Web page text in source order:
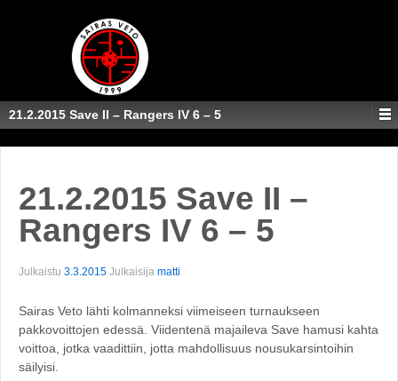
21.2.2015 Save II – Rangers IV 6 – 5
21.2.2015 Save II –
Rangers IV 6 – 5
Julkaistu 3.3.2015 Julkaisija matti
Sairas Veto lähti kolmanneksi viimeiseen turnaukseen
pakkovoittojen edessä. Viidentenä majaileva Save hamusi kahta
voittoa, jotka vaadittiin, jotta mahdollisuus nousukarsintoihin
säilyisi.